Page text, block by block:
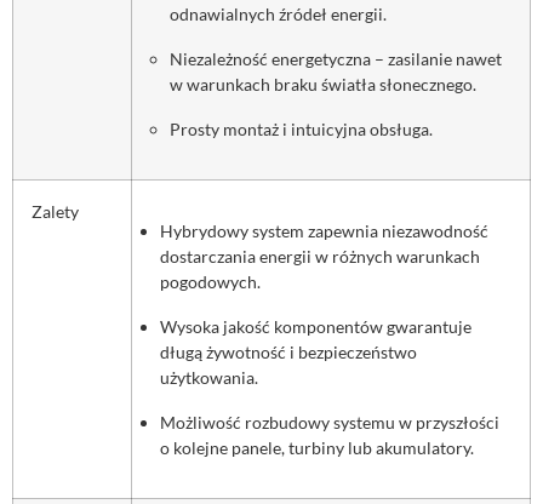
odnawialnych źródeł energii.
Niezależność energetyczna – zasilanie nawet
w warunkach braku światła słonecznego.
Prosty montaż i intuicyjna obsługa.
Zalety
Hybrydowy system zapewnia niezawodność
dostarczania energii w różnych warunkach
pogodowych.
Wysoka jakość komponentów gwarantuje
długą żywotność i bezpieczeństwo
użytkowania.
Możliwość rozbudowy systemu w przyszłości
o kolejne panele, turbiny lub akumulatory.